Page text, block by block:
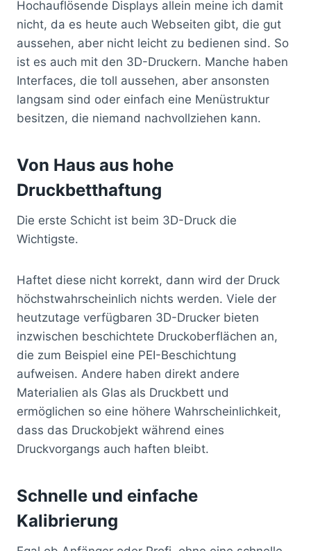
Hochauflösende Displays allein meine ich damit
nicht, da es heute auch Webseiten gibt, die gut
aussehen, aber nicht leicht zu bedienen sind. So
ist es auch mit den 3D-Druckern. Manche haben
Interfaces, die toll aussehen, aber ansonsten
langsam sind oder einfach eine Menüstruktur
besitzen, die niemand nachvollziehen kann.
Von Haus aus hohe
Druckbetthaftung
Die erste Schicht ist beim 3D-Druck die
Wichtigste.
Haftet diese nicht korrekt, dann wird der Druck
höchstwahrscheinlich nichts werden. Viele der
heutzutage verfügbaren 3D-Drucker bieten
inzwischen beschichtete Druckoberflächen an,
die zum Beispiel eine PEI-Beschichtung
aufweisen. Andere haben direkt andere
Materialien als Glas als Druckbett und
ermöglichen so eine höhere Wahrscheinlichkeit,
dass das Druckobjekt während eines
Druckvorgangs auch haften bleibt.
Schnelle und einfache
Kalibrierung